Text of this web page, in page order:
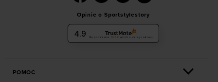
Opinie o Sportstylestory
4.9 Na podstawie 6036 opinii z całego okresu
POMOC